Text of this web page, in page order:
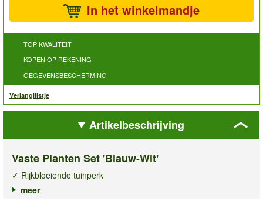
In het winkelmandje
TOP KWALITEIT
KOPEN OP REKENING
GEGEVENSBESCHERMING
Verlanglijstje
Artikelbeschrijving
Vaste Planten Set 'Blauw-Wit'
✓ Rijkbloeiende tuinperk
✓ Sfeervolle, harmonieuze samenstelling
meer